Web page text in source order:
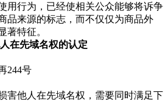
用行为，已经使相关公众能够将诉争
品来源的标志，而不仅仅为商品外
著特征。
在先域名权的认定
244号
他人在先域名权，需要同时满足下